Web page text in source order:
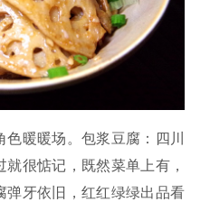
暖暖场。包浆豆腐：四川
很惦记，既然菜单上有，
弹牙依旧，红红绿绿出品看